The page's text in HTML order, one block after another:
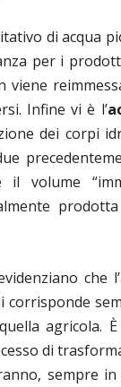
di acqua
per i
viene
Infine vi è l’
dei corpi
il volume
che
agricola.
di
sempre